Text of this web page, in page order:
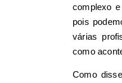
complexo
pois
várias
como
Como